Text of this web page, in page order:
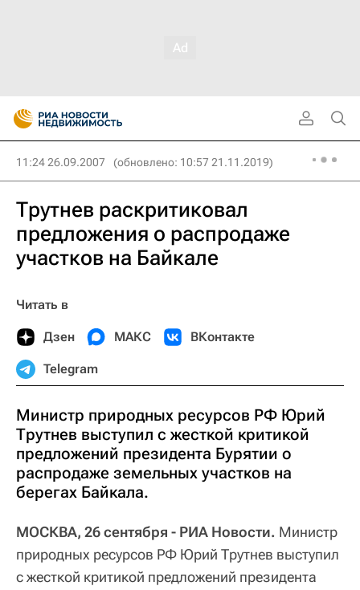
11:24 26.09.2007 (обновлено: 10:57 21.11.2019)
Трутнев раскритиковал
предложения о распродаже
участков на Байкале
Читать в
Дзен МАКС ВКонтакте
Telegram
Министр природных ресурсов РФ Юрий
Трутнев выступил с жесткой критикой
предложений президента Бурятии о
распродаже земельных участков на
берегах Байкала.
МОСКВА, 26 сентября - РИА Новости. Министр
природных ресурсов РФ Юрий Трутнев выступил
с жесткой критикой предложений президента